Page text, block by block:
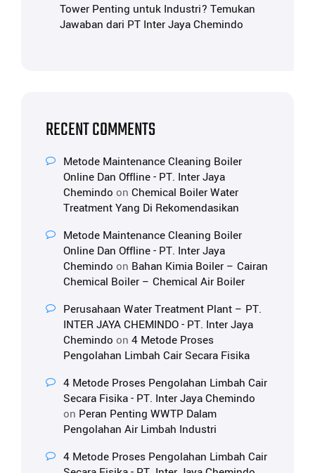
Tower Penting untuk Industri? Temukan
Jawaban dari PT Inter Jaya Chemindo
RECENT COMMENTS
Metode Maintenance Cleaning Boiler
Online Dan Offline - PT. Inter Jaya
Chemindo on Chemical Boiler Water
Treatment Yang Di Rekomendasikan
Metode Maintenance Cleaning Boiler
Online Dan Offline - PT. Inter Jaya
Chemindo on Bahan Kimia Boiler – Cairan
Chemical Boiler – Chemical Air Boiler
Perusahaan Water Treatment Plant – PT.
INTER JAYA CHEMINDO - PT. Inter Jaya
Chemindo on 4 Metode Proses
Pengolahan Limbah Cair Secara Fisika
4 Metode Proses Pengolahan Limbah Cair
Secara Fisika - PT. Inter Jaya Chemindo
on Peran Penting WWTP Dalam
Pengolahan Air Limbah Industri
4 Metode Proses Pengolahan Limbah Cair